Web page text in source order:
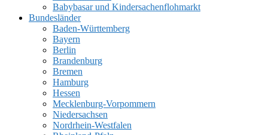
Babybasar und Kindersachenflohmarkt
Bundesländer
Baden-Württemberg
Bayern
Berlin
Brandenburg
Bremen
Hamburg
Hessen
Mecklenburg-Vorpommern
Niedersachsen
Nordrhein-Westfalen